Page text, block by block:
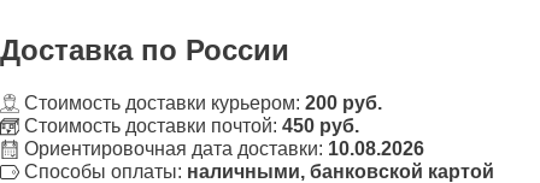
Доставка по России
Стоимость доставки курьером: 200 руб.
Стоимость доставки почтой: 450 руб.
Ориентировочная дата доставки: 10.08.2026
Способы оплаты: наличными, банковской картой